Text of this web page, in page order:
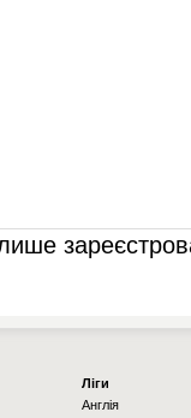
Ліги
Англія